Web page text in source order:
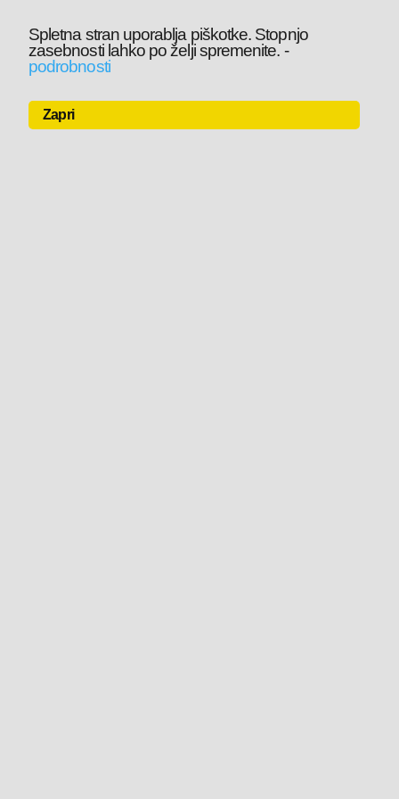
Spletna stran uporablja piškotke. Stopnjo
zasebnosti lahko po želji spremenite. -
podrobnosti
Zapri